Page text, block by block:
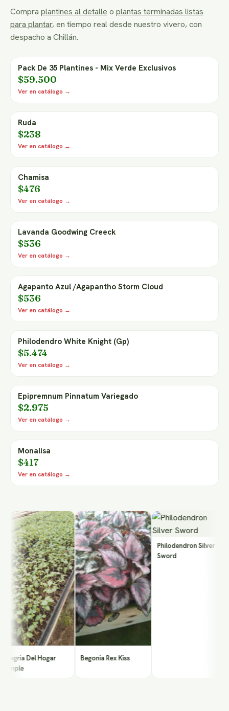
Compra plantines al detalle o plantas terminadas listas
para plantar, en tiempo real desde nuestro vivero, con
despacho a Chillán.
Pack De 35 Plantines - Mix Verde Exclusivos
$59.500
Ver en catálogo →
Ruda
$238
Ver en catálogo →
Chamisa
$476
Ver en catálogo →
Lavanda Goodwing Creeck
$536
Ver en catálogo →
Agapanto Azul /Agapantho Storm Cloud
$536
Ver en catálogo →
Philodendro White Knight (Gp)
$5.474
Ver en catálogo →
Epipremnum Pinnatum Variegado
$2.975
Ver en catálogo →
Monalisa
$417
Ver en catálogo →
Del Hogar
Begonia Rex Kiss
Philodendron Silver
Sword